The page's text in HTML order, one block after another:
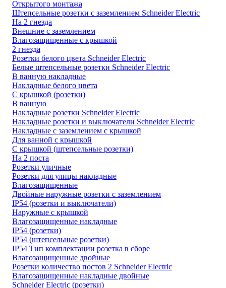
Открытого монтажа
Штепсельные розетки с заземлением Schneider Electric
На 2 гнезда
Внешние с заземлением
Влагозащищенные с крышкой
2 гнезда
Розетки белого цвета Schneider Electric
Белые штепсельные розетки Schneider Electric
В ванную накладные
Накладные белого цвета
С крышкой (розетки)
В ванную
Накладные розетки Schneider Electric
Накладные розетки и выключатели Schneider Electric
Накладные с заземлением с крышкой
Для ванной с крышкой
С крышкой (штепсельные розетки)
На 2 поста
Розетки уличные
Розетки для улицы накладные
Влагозащищенные
Двойные наружные розетки с заземлением
IP54 (розетки и выключатели)
Наружные с крышкой
Влагозащищенные накладные
IP54 (розетки)
IP54 (штепсельные розетки)
IP54 Тип комплектации розетка в сборе
Влагозащищенные двойные
Розетки количество постов 2 Schneider Electric
Влагозащищенные накладные двойные
Schneider Electric (розетки)